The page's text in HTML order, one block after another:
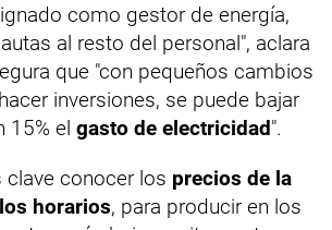
como gestor de energía,
al resto del personal", aclara
que "con pequeños cambios
inversiones, se puede bajar
15% el gasto de electricidad".
clave conocer los precios de la
horarios, para producir en los